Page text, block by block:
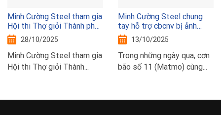
Minh Cường Steel tham gia
Hội thi Thợ giỏi Thành phố
Hà Nội năm 2025
28/10/2025
Minh Cường Steel tham gia
Hội thi Thợ giỏi Thành...
Minh Cường Steel chung
tay hỗ trợ cbcnv bị ảnh
hưởng bão lũ
13/10/2025
Trong những ngày qua, cơn
bão số 11 (Matmo) cùng...